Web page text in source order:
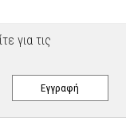
για τις